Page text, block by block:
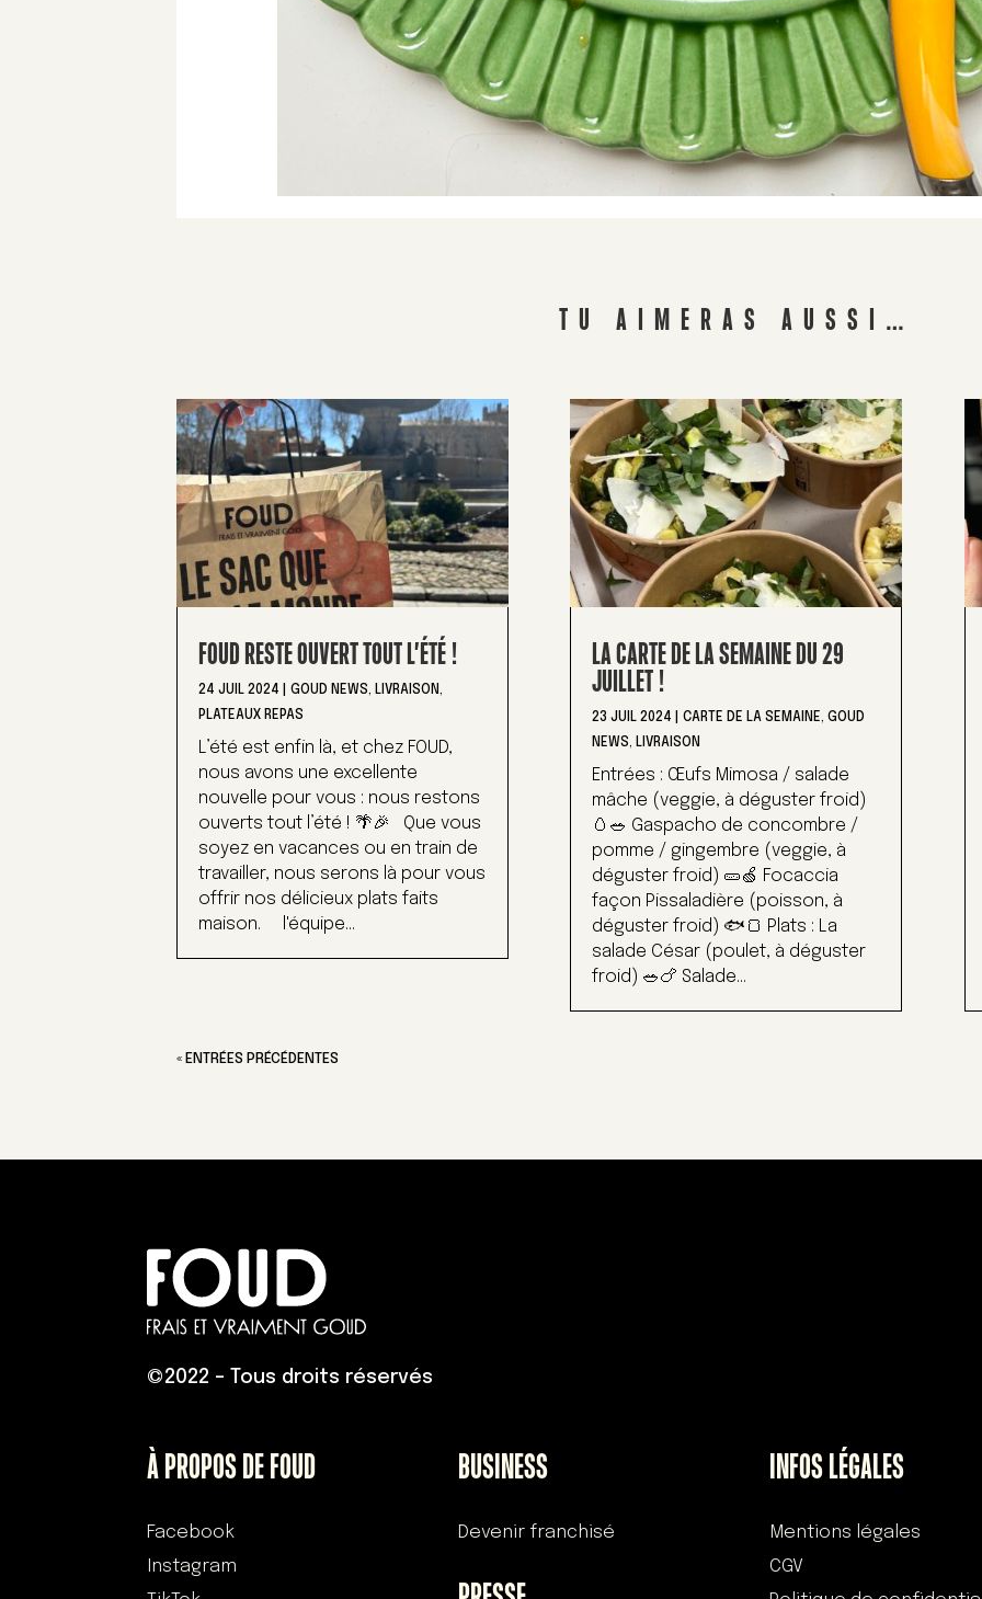
TU AIMERAS AUSSI…
FOUD RESTE OUVERT TOUT L’ÉTÉ !
24 JUIL 2024 |GOUD NEWS, LIVRAISON,
PLATEAUX REPAS
L’été est enfin là, et chez FOUD,
nous avons une excellente
nouvelle pour vous : nous restons
ouverts tout l’été ! 🌴🎉 Que vous
soyez en vacances ou en train de
travailler, nous serons là pour vous
offrir nos délicieux plats faits
maison. l'équipe...
LA CARTE DE LA SEMAINE DU 29
JUILLET !
23 JUIL 2024 |CARTE DE LA SEMAINE,GOUD
NEWS, LIVRAISON
Entrées : Œufs Mimosa / salade
mâche (veggie, à déguster froid)
🥚🥗 Gaspacho de concombre /
pomme / gingembre (veggie, à
déguster froid) 🥒🍏 Focaccia
façon Pissaladière (poisson, à
déguster froid) 🐟🍞 Plats : La
salade César (poulet, à déguster
froid) 🥗🍗 Salade...
« ENTRÉES PRÉCÉDENTES
©2022 – Tous droits réservés
À PROPOS DE FOUD
Facebook
Instagram
BUSINESS
Devenir franchisé
INFOS LÉGALES
Mentions légales
CGV